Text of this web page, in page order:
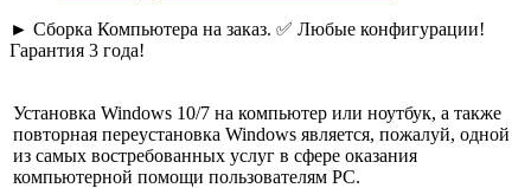
► Сборка Компьютера на заказ. ✅ Любые конфигурации!
Гарантия 3 года!
Установка Windows 10/7 на компьютер или ноутбук, а также
повторная переустановка Windows является, пожалуй, одной
из самых востребованных услуг в сфере оказания
компьютерной помощи пользователям PC.